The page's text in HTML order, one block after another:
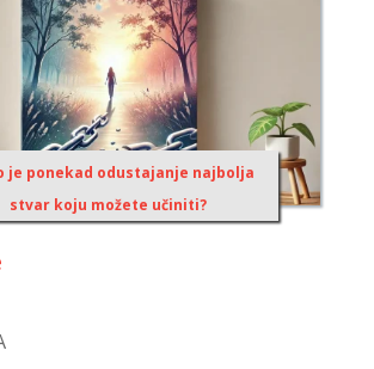
je ponekad odustajanje najbolja
stvar koju možete učiniti?